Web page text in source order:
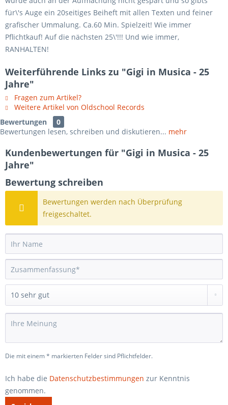
für\'s Auge ein 20seitiges Beiheft mit allen Texten und feiner
grafischer Ummalung. Ca.60 Min. Spielzeit! Wie immer
Pflichtkauf! Auf die nächsten 25\'!!! Und wie immer,
RANHALTEN!
Weiterführende Links zu "Gigi in Musica - 25
Jahre"
Fragen zum Artikel?
Weitere Artikel von Oldschool Records
Bewertungen
0
Bewertungen lesen, schreiben und diskutieren... mehr
Kundenbewertungen für "Gigi in Musica - 25
Jahre"
Bewertung schreiben
Bewertungen werden nach Überprüfung
freigeschaltet.
Die mit einem * markierten Felder sind Pflichtfelder.
Ich habe die Datenschutzbestimmungen zur Kenntnis
genommen.